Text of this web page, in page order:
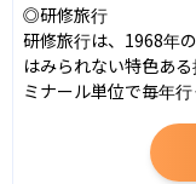
◎研修旅行
研修旅行は、1968年
はみられない特色あ
ミナール単位で毎年行